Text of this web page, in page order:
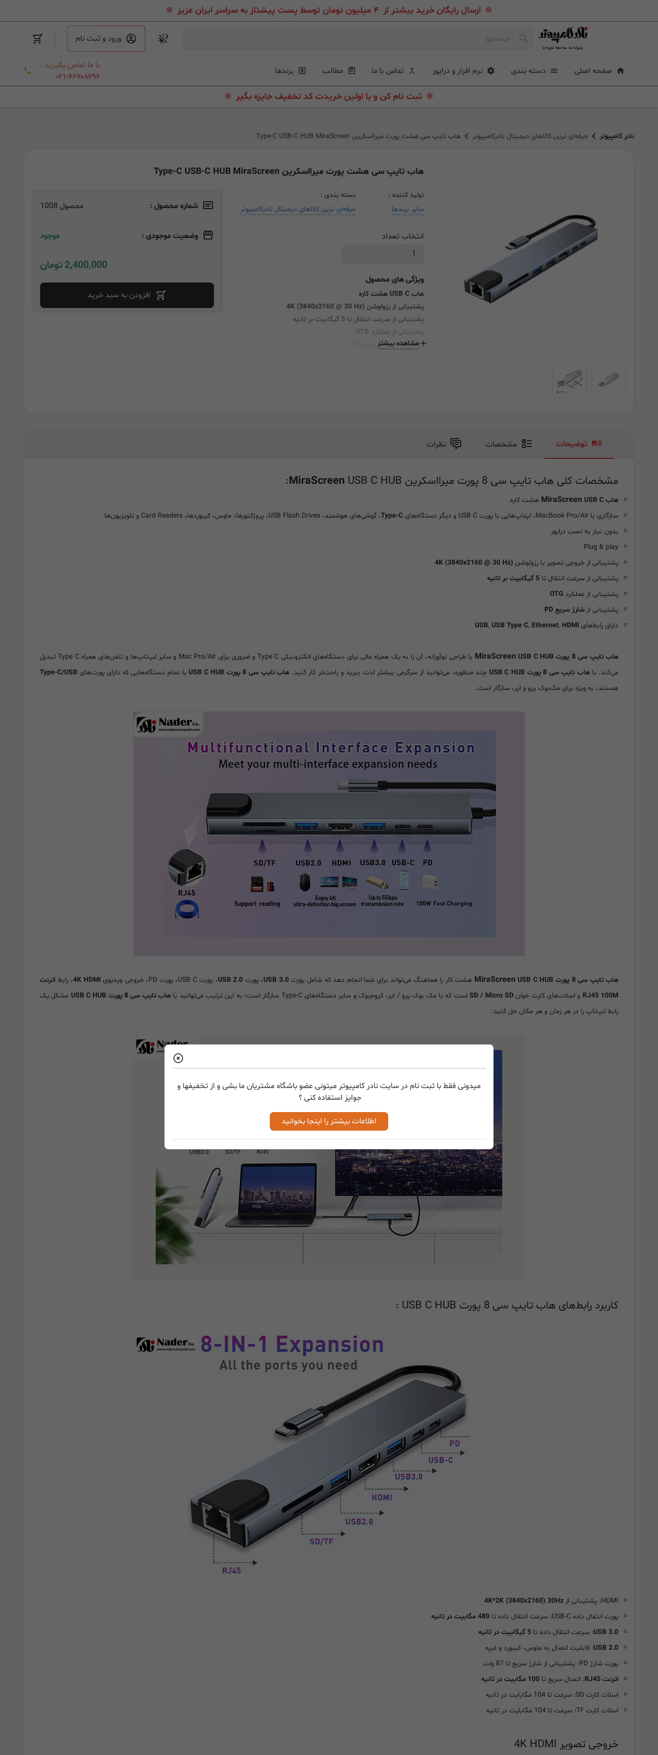
میدونی فقط با ثبت نام در سایت نادر کامپیوتر میتونی عضو باشگاه مشتریان ما بشی و از تخفیفها و
جوایز استفاده کنی ؟
اطلاعات بیشتر را اینجا بخوانید
ارسال رایگان خرید بیشتر از ۴ میلیون تومان توسط پست پیشتاز به سراسر ایران عزیز
ورود و ثبت نام
صفحه اصلی دسته بندی نرم افزار و درایور تماس با ما مطالب برندها
با ما تماس بگیرید :
۰۲۱-۶۶۷۰۸۷۹۶
. ثبت نام کن و با اولین خریدت کد تخفیف جایزه بگیر .
نادر کامپیوتر حرفه‌ای ترین کالاهای دیجیتال نادرکامپیوتر هاب تایپ سی هشت پورت میرااسکرین Type-C USB-C HUB MiraScreen
هاب تایپ سی هشت پورت میرااسکرین Type-C USB-C HUB MiraScreen
تولید کننده :
سایر برندها
دسته بندی :
حرفه‌ای ترین کالاهای دیجیتال نادرکامپیوتر
انتخاب تعداد
ویژگی های محصول
هاب USB C هشت کاره
پشتیبانی از رزولوشن 4K (3840x2160 @ 30 Hz)
پشتیبانی از سرعت انتقال تا 5 گیگابیت بر ثانیه
پشتیبانی از عملکرد OTG
پشتیبانی از شارژ سریع PD
مشاهده بیشتر
شماره محصول : محصول 1008
وضعیت موجودی : موجود
2,400,000 تومان
افزودن به سبد خرید
توضیحات مشخصات نظرات
مشخصات کلی هاب تایپ سی 8 پورت میرااسکرین MiraScreen USB C HUB:
هاب MiraScreen USB C
هشت کاره
سازگاری با MacBook Pro/Air، لپتاپ‌هایی با پورت USB C و دیگر دستگاه‌های
Type-C، گوشی‎‌های هوشمند، USB Flash Drives، پروژکتورها، ماوس، کیبوردها، Card Readers و تلویزیون‌ها
بدون نیاز به نصب درایور
Plug & play
پشتیبانی از خروجی تصویر با رزولوشن 4K (3840x2160 @ 30 Hz)
پشتیبانی از سرعت انتقال تا 5 گیگابیت بر ثانیه
پشتیبانی از عملکرد OTG
پشتیبانی از شارژ سریع PD
دارای رابط‌های
USB, USB Type C, Ethernet, HDMI
هاب تایپ سی 8 پورت MiraScreen USB C HUB
با طراحی نوآورانه، آن را به یک همراه عالی برای دستگاه‌های الکترونیکی Type C و ضروری برای Mac Pro/Air و سایر لپ‌تاپ‌ها و تلفن‌های همراه Type C تبدیل
می‌کند. باهاب تایپ سی 8 پورت USB C HUB چند منظوره، می‌توانید از سرگرمی بیشتر لذت ببرید و راحت‌تر کار کنید. هاب تایپ سی 8 پورت USB C HUB با تمام دستگاه‌هایی که دارای پورت‌های Type-C/USB
هستند، به ویژه برای مک‌بوک پرو و ایر، سازگار است.
هاب تایپ سی 8 پورت MiraScreen USB C HUB هشت کار را هماهنگ می‌تواند برای شما انجام دهد که شامل پورتUSB 3.0، پورت USB 2.0، پورت USB C، پورت PD، خروجی ویدیوی 4K HDMI، رابط اترنت
RJ45 100M و اسلات‌های کارت خوان SD / Micro SDاست که با مک‌ بوک پرو / ایر، کروم‌بوک و سایر دستگاه‌های Type-C سازگار است؛ به این ترتیب می‌توانید با هاب تایپ سی 8 پورت USB C HUB
مشکل یک
رابط لپ‌تاپ را در هر زمان و هر مکان حل کنید.
کاربرد رابط‌های هاب تایپ سی 8 پورت USB C HUB :
HDMI: پشتیبانی از
4K*2K (3840x2160) 30Hz
پورت انتقال داده USB-C: سرعت انتقال داده تا
480 مگابیت در ثانیه
USB 3.0: سرعت انتقال داده تا 5 گیگابیت در ثانیه
USB 2.0: قابلیت اتصال به ماوس، کیبورد و غیره
پورت شارژ PD: پشتیبانی از شارژ سریع تا 87 وات
اترنت RJ45
: اتصال سریع تا 100 مگابیت در ثانیه
اسلات کارت SD: سرعت تا 104 مگابایت در ثانیه
اسلات کارت TF: سرعت تا 104 مگابایت در ثانیه
خروجی تصویر 4K HDMI